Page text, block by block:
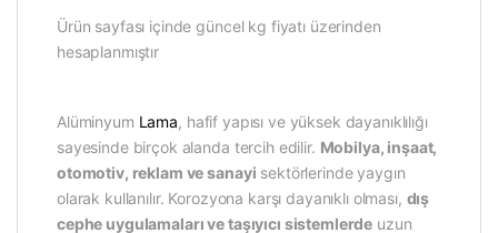
Ürün sayfası içinde güncel kg fiyatı üzerinden
hesaplanmıştır
Alüminyum Lama, hafif yapısı ve yüksek dayanıklılığı
sayesinde birçok alanda tercih edilir. Mobilya, inşaat,
otomotiv, reklam ve sanayi sektörlerinde yaygın
olarak kullanılır. Korozyona karşı dayanıklı olması, dış
cephe uygulamaları ve taşıyıcı sistemlerde uzun